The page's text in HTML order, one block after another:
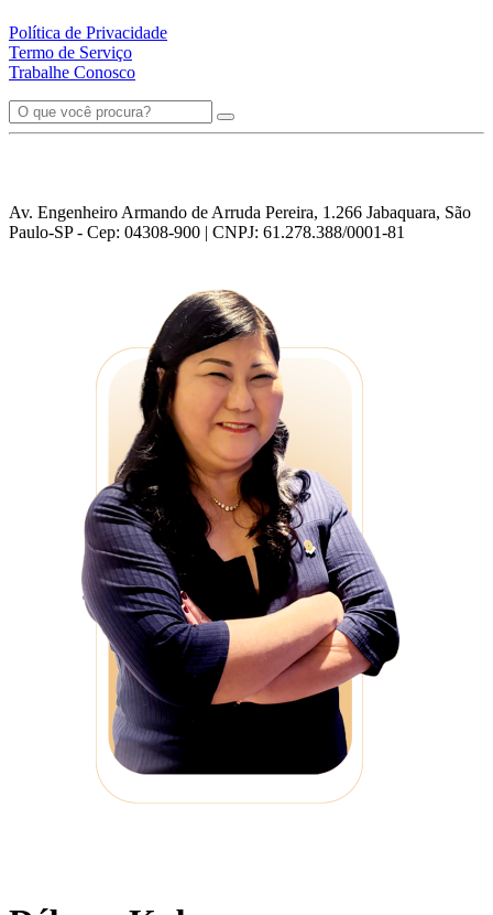
Política de Privacidade
Termo de Serviço
Trabalhe Conosco
Av. Engenheiro Armando de Arruda Pereira, 1.266 Jabaquara, São
Paulo-SP - Cep: 04308-900 | CNPJ: 61.278.388/0001-81